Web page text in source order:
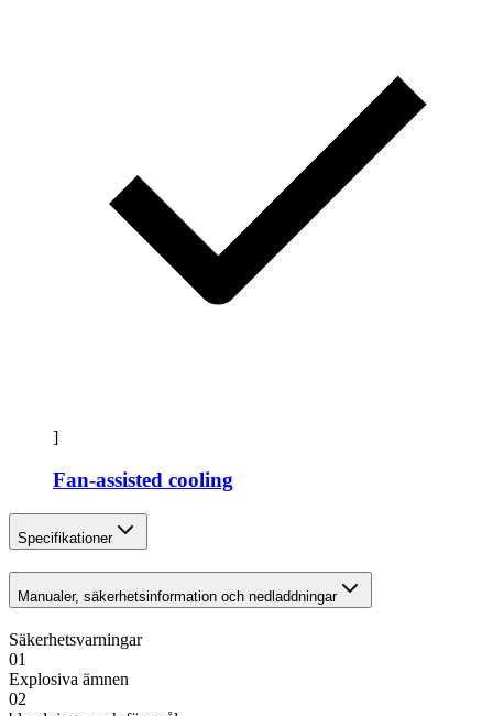
]
Fan-assisted cooling
Specifikationer
Manualer, säkerhetsinformation och nedladdningar
Säkerhetsvarningar
01
Explosiva ämnen
02